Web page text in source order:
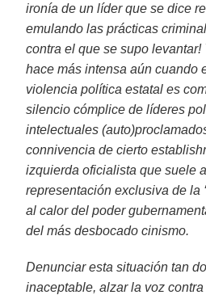
ironía de un líder que se dice
emulando las prácticas
contra el que se supo
hace más intensa aún cuando
violencia política estatal es
silencio cómplice de líderes
intelectuales
connivencia de cierto
izquierda oficialista que suele
representación exclusiva de la
al calor del poder
del más desbocado cinismo.
Denunciar esta situación tan
inaceptable, alzar la voz